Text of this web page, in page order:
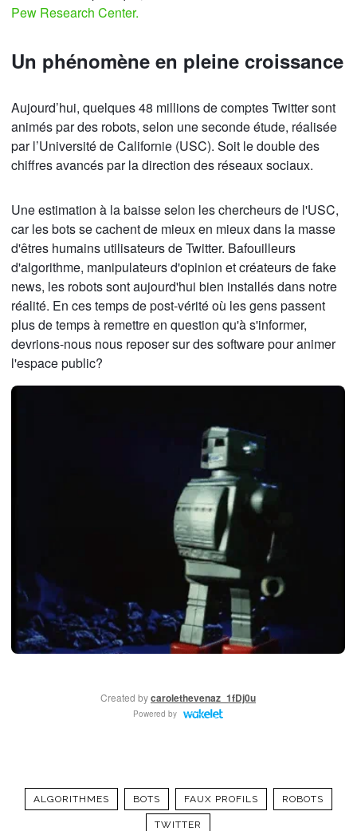
ALGORITHMES BOTS FAUX PROFILS ROBOTS
TWITTER